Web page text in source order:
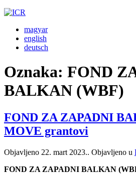
magyar
english
deutsch
Oznaka: FOND
BALKAN (WBF)
FOND ZA ZAPADNI
MOVE grantovi
Objavljeno 22. mart 2023.. Objavljeno u
FOND ZA ZAPADNI BALKAN